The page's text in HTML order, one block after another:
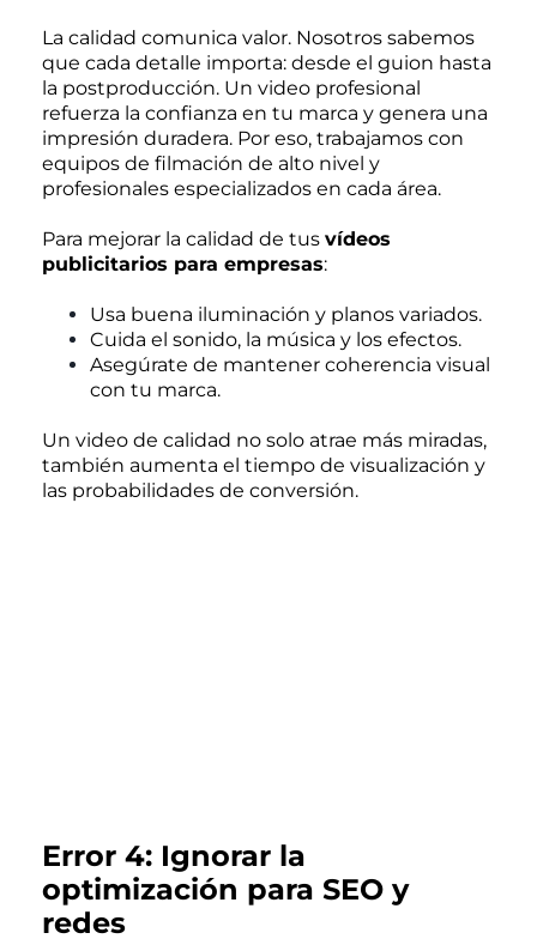
La calidad comunica valor. Nosotros sabemos
que cada detalle importa: desde el guion hasta
la postproducción. Un video profesional
refuerza la confianza en tu marca y genera una
impresión duradera. Por eso, trabajamos con
equipos de filmación de alto nivel y
profesionales especializados en cada área.
Para mejorar la calidad de tus vídeos
publicitarios para empresas:
Usa buena iluminación y planos variados.
Cuida el sonido, la música y los efectos.
Asegúrate de mantener coherencia visual
con tu marca.
Un video de calidad no solo atrae más miradas,
también aumenta el tiempo de visualización y
las probabilidades de conversión.
Error 4: Ignorar la
optimización para SEO y
redes